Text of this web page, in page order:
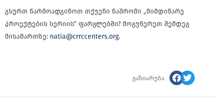
გსურთ წარმოადგინოთ თქვენი ნაშრომი „მიმდინარე
პროექტების სერიის“ ფარგლებში? მოგვწერეთ შემდეგ
მისამართზე: natia@crrccenters.org.
გაზიარება